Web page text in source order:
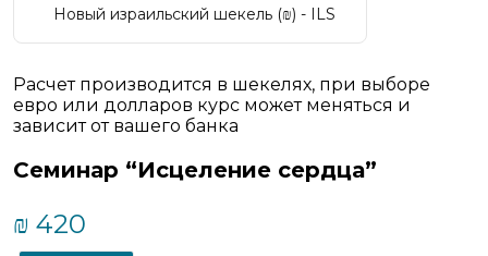
Новый израильский шекель (₪) - ILS
Расчет производится в шекелях, при выборе
евро или долларов курс может меняться и
зависит от вашего банка
Семинар “Исцеление сердца”
₪ 420